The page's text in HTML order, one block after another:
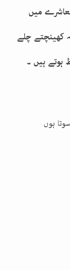
میں
کھینچتے چلے
ہیں ۔
ہوں